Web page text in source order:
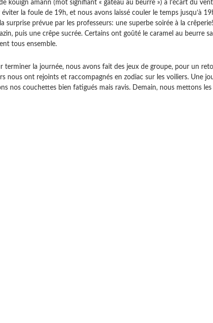
kouign amann (mot signifiant « gâteau au beurre ») à l’écart du
la foule de 19h, et nous avons laissé couler le temps jusqu’à
surprise prévue par les professeurs: une superbe soirée à la
puis une crêpe sucrée. Certains ont goûté le caramel au beurre
tous ensemble.
terminer la journée, nous avons fait des jeux de groupe, pour un
nous ont rejoints et raccompagnés en zodiac sur les voiliers. Une
nos couchettes bien fatigués mais ravis. Demain, nous mettons